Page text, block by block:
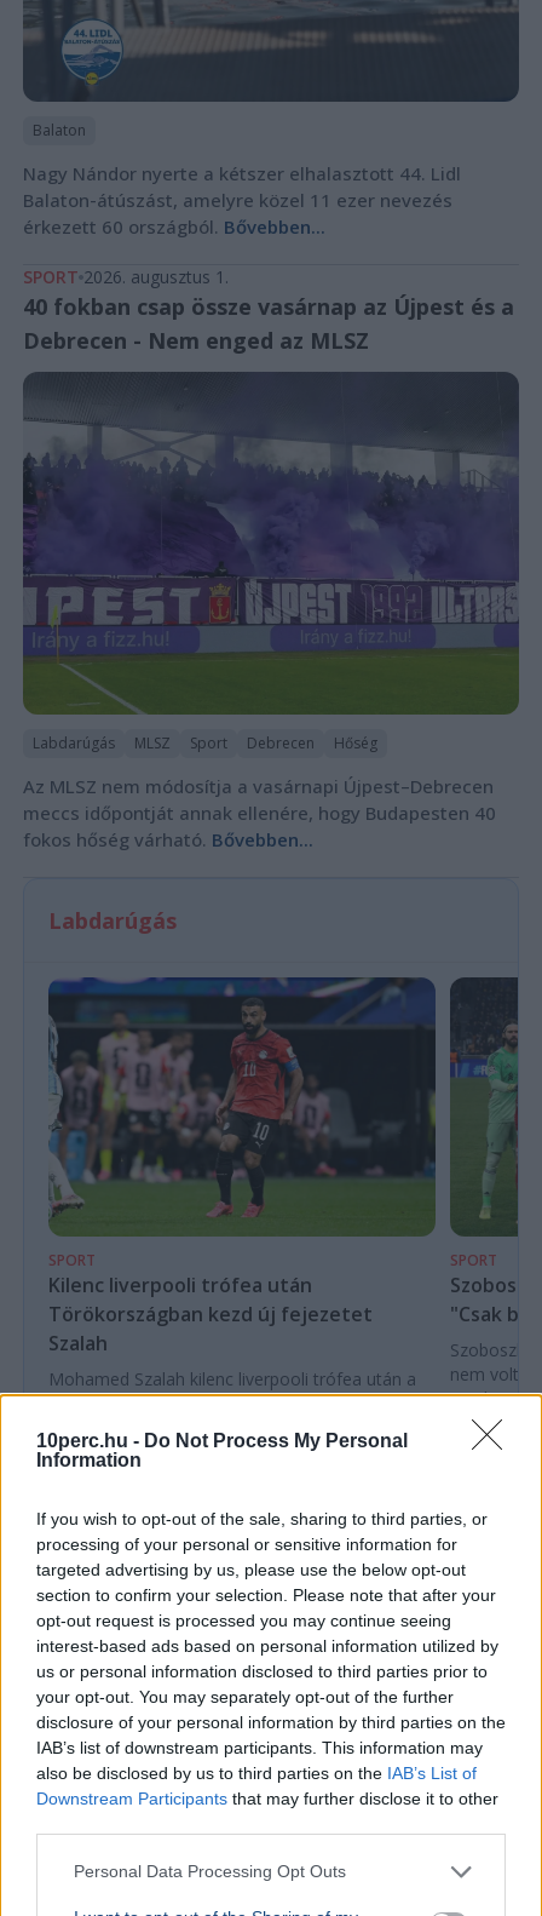
10perc.hu - Do Not Process My Personal
Information
If you wish to opt-out of the sale, sharing to third parties, or
processing of your personal or sensitive information for
targeted advertising by us, please use the below opt-out
section to confirm your selection. Please note that after your
opt-out request is processed you may continue seeing
interest-based ads based on personal information utilized by
us or personal information disclosed to third parties prior to
your opt-out. You may separately opt-out of the further
disclosure of your personal information by third parties on the
IAB’s list of downstream participants. This information may
also be disclosed by us to third parties on the IAB’s List of
Downstream Participants that may further disclose it to other
Personal Data Processing Opt Outs
Balaton
Nagy Nándor nyerte a kétszer elhalasztott 44. Lidl
Balaton-átúszást, amelyre közel 11 ezer nevezés
érkezett 60 országból. Bővebben...
SPORT 2026. augusztus 1.
40 fokban csap össze vasárnap az Újpest és a
Debrecen - Nem enged az MLSZ
Labdarúgás MLSZ Sport Debrecen Hőség
Az MLSZ nem módosítja a vasárnapi Újpest–Debrecen
meccs időpontját annak ellenére, hogy Budapesten 40
fokos hőség várható. Bővebben...
Labdarúgás
SPORT
Kilenc liverpooli trófea után
Törökországban kezd új fejezetet
Szalah
Mohamed Szalah kilenc liverpooli trófea után a
Trabzonsporhoz igazolt, ahol több mint 20 ezer
SPORT
"Csak
nem volt
SPORT 2026. július 31.
Összeveszhetett csapattársával Szoboszlai
Dominik a Liverpool meccse után